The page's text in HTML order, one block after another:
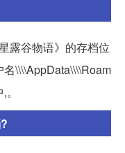
露谷物语》的存档位
\\\\AppData\\\\Roam